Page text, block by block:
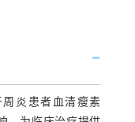
炎患者血清瘦素